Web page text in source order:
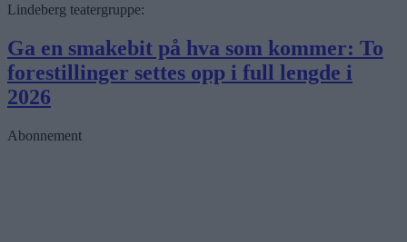
Lindeberg teatergruppe:
Ga en smakebit på hva som kommer: To
forestillinger settes opp i full lengde i
2026
Abonnement